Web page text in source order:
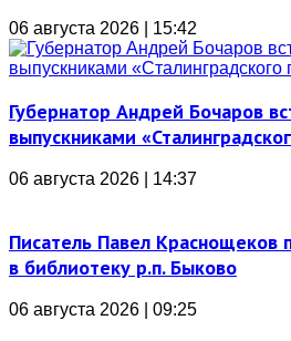
06 августа 2026 | 15:42
Губернатор Андрей Бочаров
выпускниками
06 августа 2026 | 14:37
Писатель Павел Краснощеков
в библиотеку р.п. Быково
06 августа 2026 | 09:25